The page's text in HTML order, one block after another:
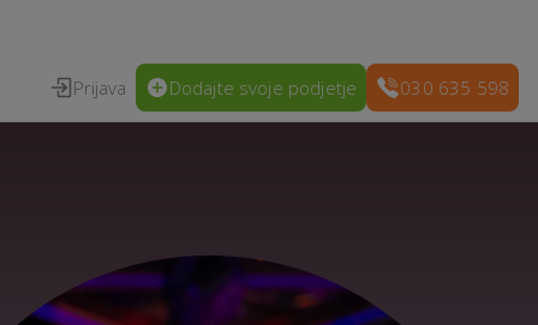
Prijava Dodajte svoje podjetje 030 635 598